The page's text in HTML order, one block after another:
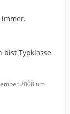
immer.
bist Typklasse
2008 um